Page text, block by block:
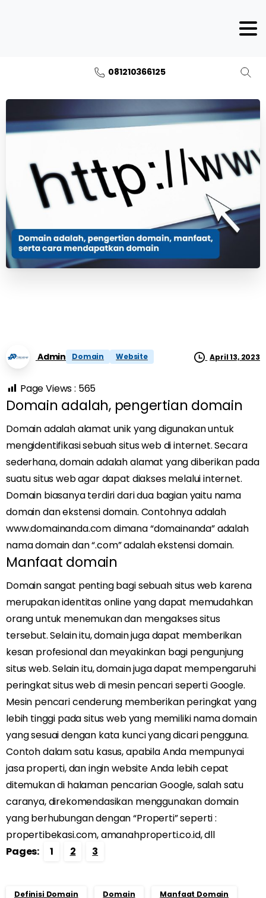
081210366125
Admin Domain Website April 13, 2023
Page Views : 565
Domain adalah, pengertian domain
Domain adalah alamat unik yang digunakan untuk
mengidentifikasi sebuah situs web di internet. Secara
sederhana, domain adalah alamat yang diberikan pada
suatu situs web agar dapat diakses melalui internet.
Domain biasanya terdiri dari dua bagian yaitu nama
domain dan ekstensi domain. Contohnya adalah
www.domainanda.com dimana “domainanda” adalah
nama domain dan “.com” adalah ekstensi domain.
Manfaat domain
Domain sangat penting bagi sebuah situs web karena
merupakan identitas online yang dapat memudahkan
orang untuk menemukan dan mengakses situs
tersebut. Selain itu, domain juga dapat memberikan
kesan profesional dan meyakinkan bagi pengunjung
situs web. Selain itu, domain juga dapat mempengaruhi
peringkat situs web di mesin pencari seperti Google.
Mesin pencari cenderung memberikan peringkat yang
lebih tinggi pada situs web yang memiliki nama domain
yang sesuai dengan kata kunci yang dicari pengguna.
Contoh dalam satu kasus, apabila Anda mempunyai
jasa properti, dan ingin website Anda lebih cepat
ditemukan di halaman pencarian Google, salah satu
caranya, direkomendasikan menggunakan domain
yang berhubungan dengan “Properti” seperti :
propertibekasi.com, amanahproperti.co.id, dll
Pages:
1 2 3
Definisi Domain Domain Manfaat Domain